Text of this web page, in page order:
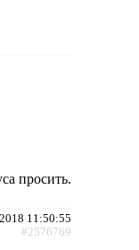
просить.
11:50:55
#2576769